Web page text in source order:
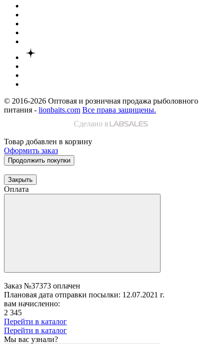
© 2016-2026 Оптовая и розничная продажа рыболовного
питания - lionbaits.com Все права защищены.
Сделано в
Товар добавлен в корзину
Оформить заказ
Продолжить покупки
Закрыть
Оплата
Заказ №37373 оплачен
Плановая дата отправки посылки: 12.07.2021 г.
вам начисленно:
2 345
Перейти в каталог
Перейти в каталог
Мы вас узнали?